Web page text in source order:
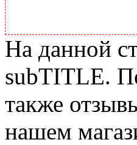
На данной
subTITLE.
также
нашем